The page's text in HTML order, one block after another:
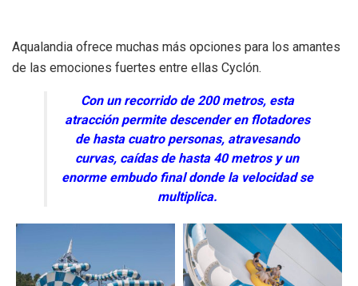
Aqualandia ofrece muchas más opciones para los amantes
de las emociones fuertes entre ellas Cyclón.
Con un recorrido de 200 metros, esta
atracción permite descender en flotadores
de hasta cuatro personas, atravesando
curvas, caídas de hasta 40 metros y un
enorme embudo final donde la velocidad se
multiplica.